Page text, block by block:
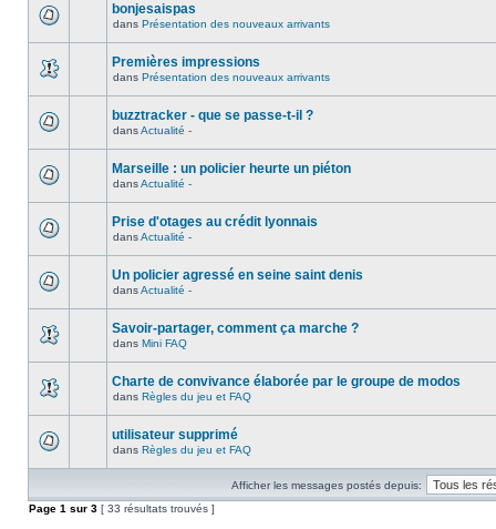
bonjesaispas
dans Présentation des nouveaux arrivants
Premières impressions
dans Présentation des nouveaux arrivants
buzztracker - que se passe-t-il ?
dansActualité -
Marseille : un policier heurte un piéton
dansActualité -
Prise d'otages au crédit lyonnais
dansActualité -
Un policier agressé en seine saint denis
dansActualité -
Savoir-partager, comment ça marche ?
dans Mini FAQ
Charte de convivance élaborée par le groupe de modos
dans Règles du jeu et FAQ
utilisateur supprimé
dans Règles du jeu et FAQ
Afficher les messages postés depuis:
Page 1 sur 3 [ 33 résultats trouvés ]